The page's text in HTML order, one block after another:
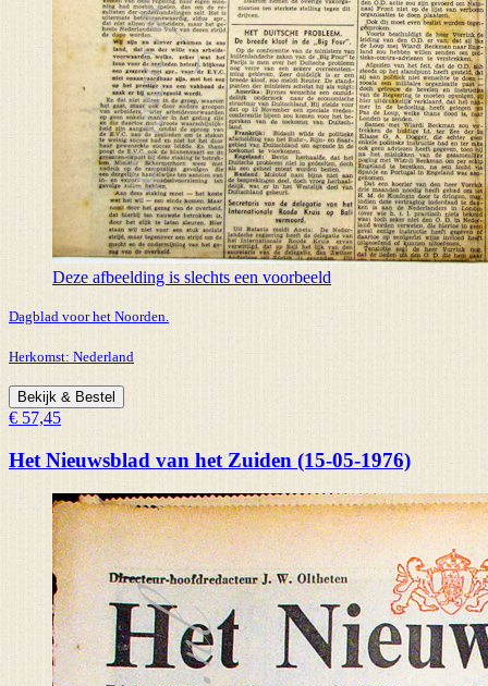
Deze afbeelding is slechts een voorbeeld
Dagblad voor het Noorden.
Herkomst: Nederland
Bekijk & Bestel
€ 57,45
Het Nieuwsblad van het Zuiden (15-05-1976)